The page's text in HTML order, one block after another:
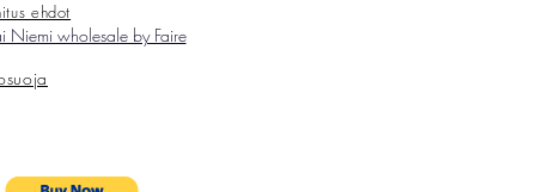
ehdot
Niemi wholesale by Faire